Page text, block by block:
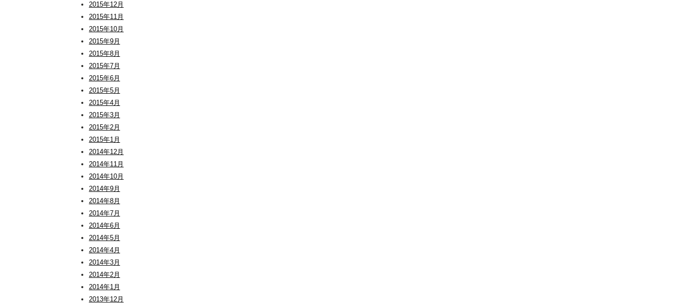
2015年12月
2015年11月
2015年10月
2015年9月
2015年8月
2015年7月
2015年6月
2015年5月
2015年4月
2015年3月
2015年2月
2015年1月
2014年12月
2014年11月
2014年10月
2014年9月
2014年8月
2014年7月
2014年6月
2014年5月
2014年4月
2014年3月
2014年2月
2014年1月
2013年12月